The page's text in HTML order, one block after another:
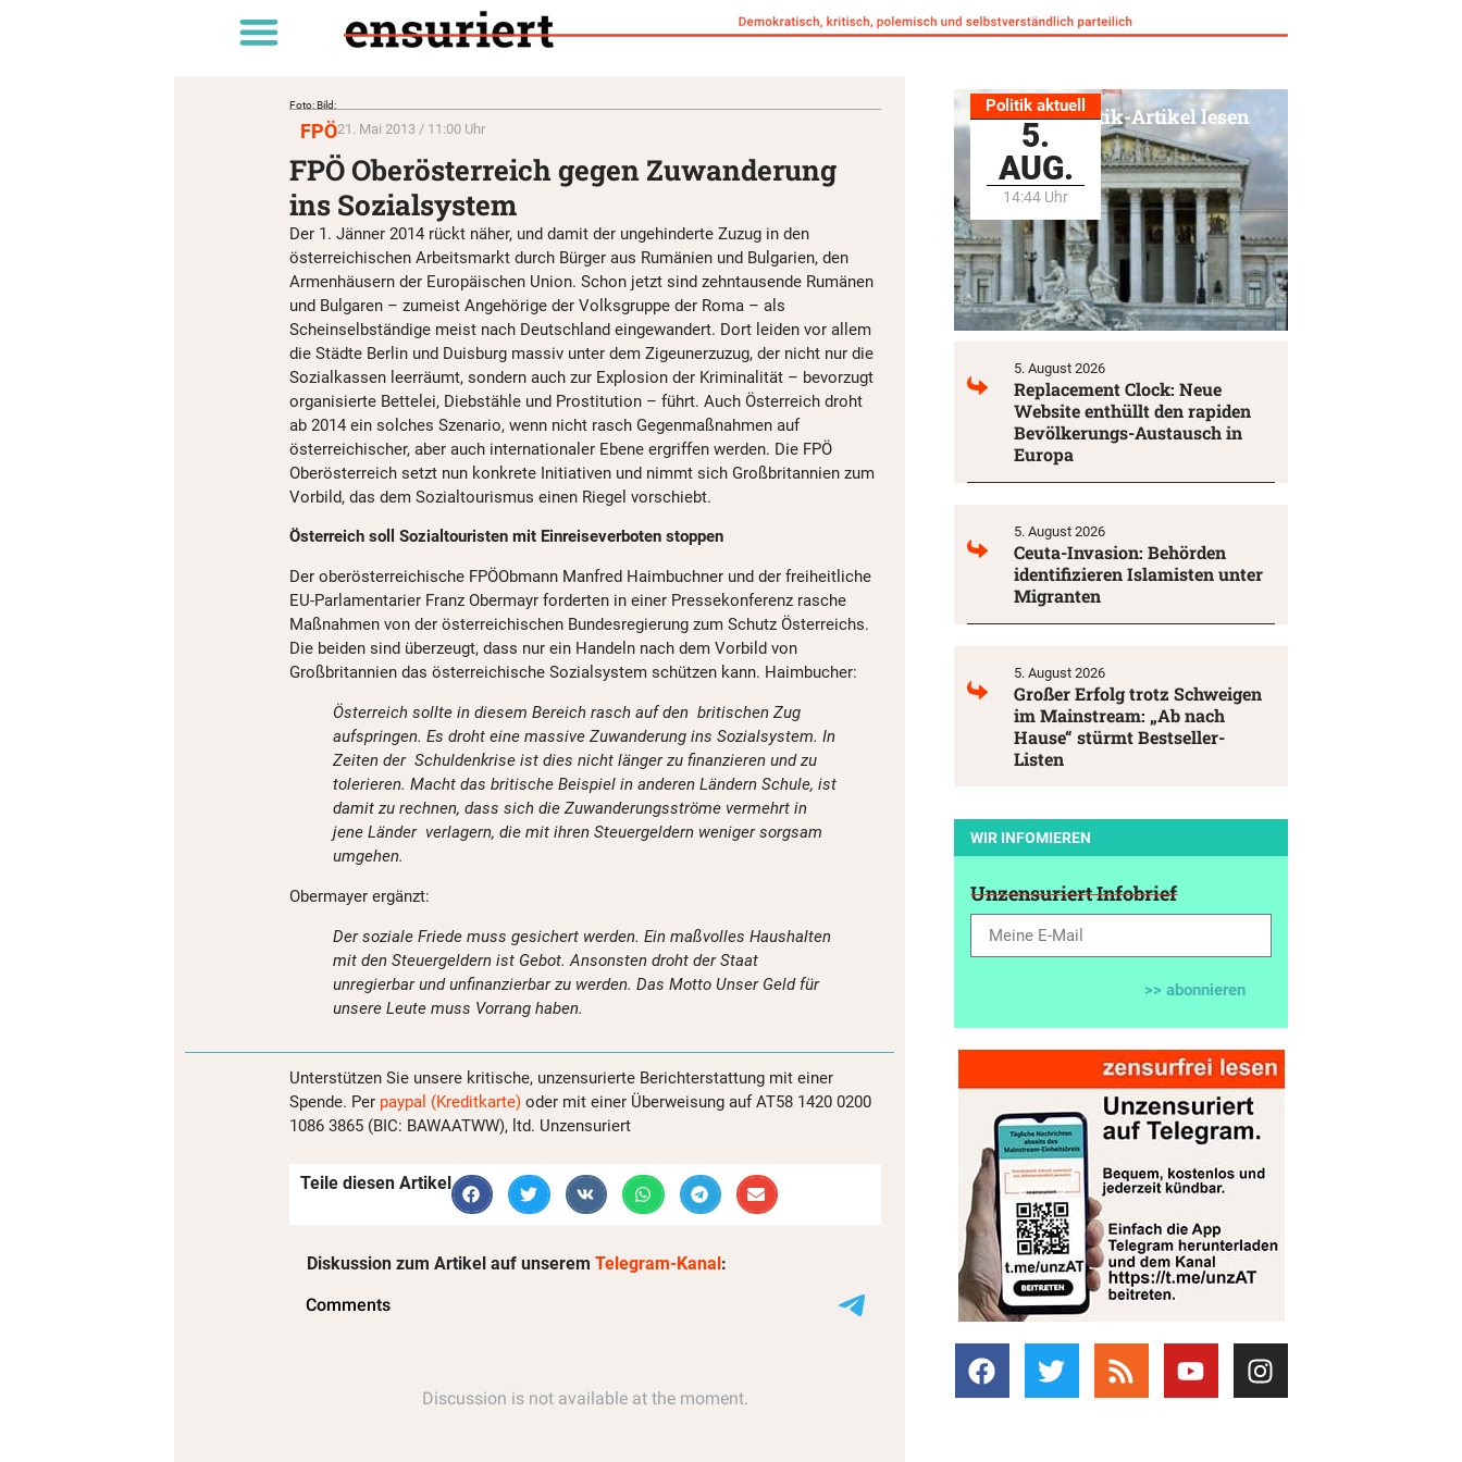
Foto: Bild:
FPÖ21. Mai 2013 / 11:00 Uhr
FPÖ Oberösterreich gegen Zuwanderung
ins Sozialsystem
Der 1. Jänner 2014 rückt näher, und damit der ungehinderte Zuzug in den
österreichischen Arbeitsmarkt durch Bürger aus Rumänien und Bulgarien, den
Armenhäusern der Europäischen Union. Schon jetzt sind zehntausende Rumänen
und Bulgaren – zumeist Angehörige der Volksgruppe der Roma – als
Scheinselbständige meist nach Deutschland eingewandert. Dort leiden vor allem
die Städte Berlin und Duisburg massiv unter dem Zigeunerzuzug, der nicht nur die
Sozialkassen leerräumt, sondern auch zur Explosion der Kriminalität – bevorzugt
organisierte Bettelei, Diebstähle und Prostitution – führt. Auch Österreich droht
ab 2014 ein solches Szenario, wenn nicht rasch Gegenmaßnahmen auf
österreichischer, aber auch internationaler Ebene ergriffen werden. Die FPÖ
Oberösterreich setzt nun konkrete Initiativen und nimmt sich Großbritannien zum
Vorbild, das dem Sozialtourismus einen Riegel vorschiebt.
Österreich soll Sozialtouristen mit Einreiseverboten stoppen
Der oberösterreichische FPÖObmann Manfred Haimbuchner und der freiheitliche
EU-Parlamentarier Franz Obermayr forderten in einer Pressekonferenz rasche
Maßnahmen von der österreichischen Bundesregierung zum Schutz Österreichs.
Die beiden sind überzeugt, dass nur ein Handeln nach dem Vorbild von
Großbritannien das österreichische Sozialsystem schützen kann. Haimbucher:
Österreich sollte in diesem Bereich rasch auf den britischen Zug
aufspringen. Es droht eine massive Zuwanderung ins Sozialsystem. In
Zeiten der Schuldenkrise ist dies nicht länger zu finanzieren und zu
tolerieren. Macht das britische Beispiel in anderen Ländern Schule, ist
damit zu rechnen, dass sich die Zuwanderungsströme vermehrt in
jene Länder verlagern, die mit ihren Steuergeldern weniger sorgsam
umgehen.
Obermayer ergänzt:
Der soziale Friede muss gesichert werden. Ein maßvolles Haushalten
mit den Steuergeldern ist Gebot. Ansonsten droht der Staat
unregierbar und unfinanzierbar zu werden. Das Motto Unser Geld für
unsere Leute muss Vorrang haben.
Unterstützen Sie unsere kritische, unzensurierte Berichterstattung mit einer
Spende. Per paypal (Kreditkarte) oder mit einer Überweisung auf AT58 1420 0200
1086 3865 (BIC: BAWAATWW), ltd. Unzensuriert
Teile diesen Artikel
Diskussion zum Artikel auf unserem Telegram-Kanal:
Politik aktuell
5.
AUG.
14:44 Uhr
Alle Politik-Artikel lesen
5. August 2026
Replacement Clock: Neue
Website enthüllt den rapiden
Bevölkerungs-Austausch in
Europa
5. August 2026
Ceuta-Invasion: Behörden
identifizieren Islamisten unter
Migranten
5. August 2026
Großer Erfolg trotz Schweigen
im Mainstream: „Ab nach
Hause“ stürmt Bestseller-
Listen
WIR INFOMIEREN
Unzensuriert Infobrief
>> abonnieren